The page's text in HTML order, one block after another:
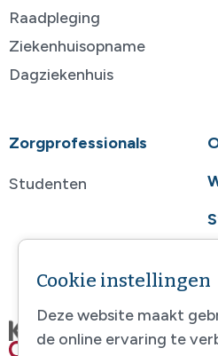
Raadpleging
Ziekenhuisopname
Dagziekenhuis
Zorgprofessionals
Studenten
Cookie instellingen
Deze website maakt
de online ervaring te